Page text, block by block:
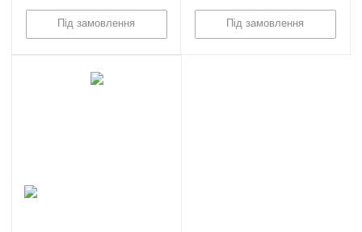
Під замовлення Під замовлення